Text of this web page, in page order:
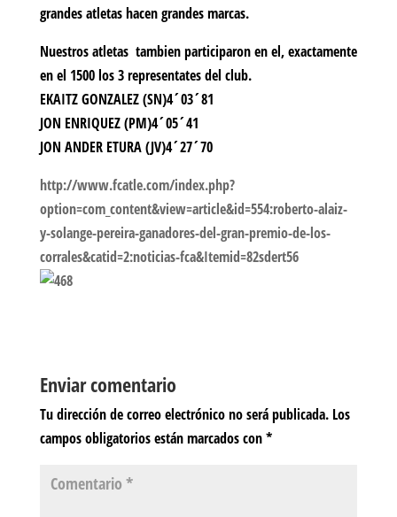
grandes atletas hacen grandes marcas.
Nuestros atletas tambien participaron en el, exactamente
en el 1500 los 3 representates del club.
EKAITZ GONZALEZ (SN)4´03´81
JON ENRIQUEZ (PM)4´05´41
JON ANDER ETURA (JV)4´27´70
http://www.fcatle.com/index.php?
option=com_content&view=article&id=554:roberto-alaiz-
y-solange-pereira-ganadores-del-gran-premio-de-los-
corrales&catid=2:noticias-fca&Itemid=82sdert56
Enviar comentario
Tu dirección de correo electrónico no será publicada. Los
campos obligatorios están marcados con*